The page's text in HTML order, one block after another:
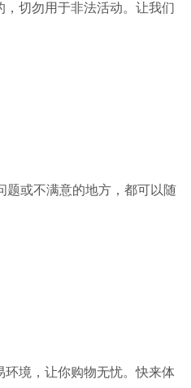
，切勿用于非法活动。让我们
题或不满意的地方，都可以随
环境，让你购物无忧。快来体